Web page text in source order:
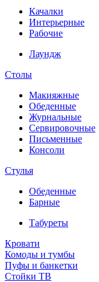
Качалки
Интерьерные
Рабочие
Лаундж
Столы
Макияжные
Обеденные
Журнальные
Сервировочные
Письменные
Консоли
Стулья
Обеденные
Барные
Табуреты
Кровати
Комоды и тумбы
Пуфы и банкетки
Стойки ТВ